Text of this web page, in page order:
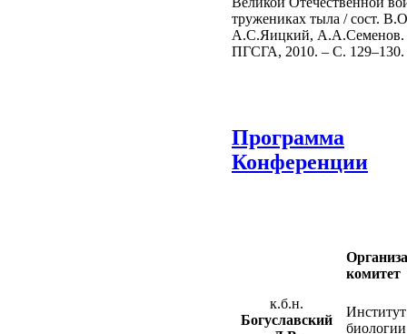
тружениках тыла / сост.
А.С.Яицкий, А.А.Семенов.
ПГСГА, 2010. – С. 129–130.
Программа
Конференции
комитет
к.б.н.
Богуславский
Институт